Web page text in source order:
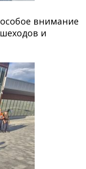
внимание
и